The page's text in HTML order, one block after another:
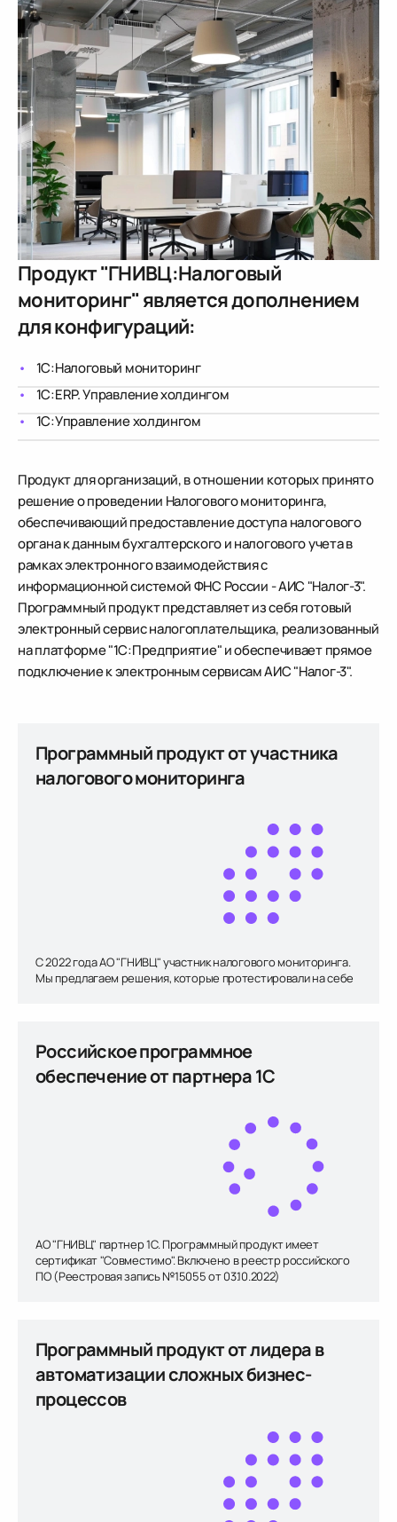
Продукт "ГНИВЦ:Налоговый
мониторинг" является дополнением
для конфигураций:
1С:Налоговый мониторинг
1С:ERP. Управление холдингом
1С:Управление холдингом
Продукт для организаций, в отношении которых принято
решение о проведении Налогового мониторинга,
обеспечивающий предоставление доступа налогового
органа к данным бухгалтерского и налогового учета в
рамках электронного взаимодействия с
информационной системой ФНС России - АИС "Налог-3".
Программный продукт представляет из себя готовый
электронный сервис налогоплательщика, реализованный
на платформе "1С:Предприятие" и обеспечивает прямое
подключение к электронным сервисам АИС "Налог-3".
Программный продукт от участника
налогового мониторинга
С 2022 года АО "ГНИВЦ" участник налогового мониторинга.
Мы предлагаем решения, которые протестировали на себе
Российское программное
обеспечение от партнера 1С
АО "ГНИВЦ" партнер 1С. Программный продукт имеет
сертификат "Совместимо". Включено в реестр российского
ПО (Реестровая запись №15055 от 03.10.2022)
Программный продукт от лидера в
автоматизации сложных бизнес-
процессов